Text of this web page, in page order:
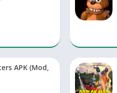
APK (Mod,